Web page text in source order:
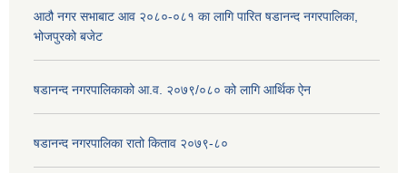
आठौ नगर सभाबाट आव २०८०-०८१ का लागि पारित षडानन्द नगरपालिका,
भोजपुरको बजेट
षडानन्द नगरपालिकाको आ.व. २०७९/०८० को लागि आर्थिक ऐन
षडानन्द नगरपालिका रातो किताव २०७९-८०